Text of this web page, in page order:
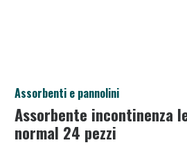
Assorbenti e pannolini
Assorbente incontinenza
normal 24 pezzi
Salini e Multivitaminici: oggi